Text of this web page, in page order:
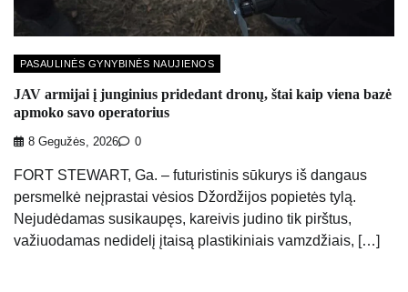
PASAULINĖS GYNYBINĖS NAUJIENOS
JAV armijai į junginius pridedant dronų, štai kaip viena bazė
apmoko savo operatorius
8 Gegužės, 2026 0
FORT STEWART, Ga. – futuristinis sūkurys iš dangaus
persmelkė neįprastai vėsios Džordžijos popietės tylą.
Nejudėdamas susikaupęs, kareivis judino tik pirštus,
važiuodamas nedidelį įtaisą plastikiniais vamzdžiais, […]